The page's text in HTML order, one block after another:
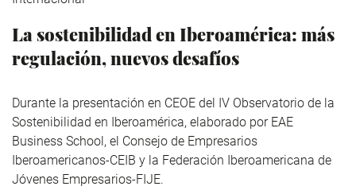
La sostenibilidad en Iberoamérica: más
regulación, nuevos desafíos
Durante la presentación en CEOE del IV Observatorio de la
Sostenibilidad en Iberoamérica, elaborado por EAE
Business School, el Consejo de Empresarios
Iberoamericanos-CEIB y la Federación Iberoamericana de
Jóvenes Empresarios-FIJE.